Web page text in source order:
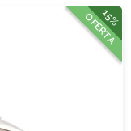
15%
OFERTA